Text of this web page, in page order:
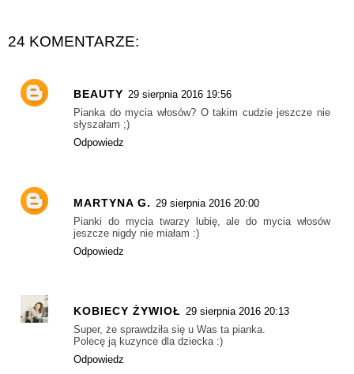
24 KOMENTARZE:
BEAUTY 29 sierpnia 2016 19:56
Pianka do mycia włosów? O takim cudzie jeszcze nie
słyszałam ;)
Odpowiedz
MARTYNA G. 29 sierpnia 2016 20:00
Pianki do mycia twarzy lubię, ale do mycia włosów
jeszcze nigdy nie miałam :)
Odpowiedz
KOBIECY ŻYWIOŁ 29 sierpnia 2016 20:13
Super, że sprawdziła się u Was ta pianka.
Polecę ją kuzynce dla dziecka :)
Odpowiedz